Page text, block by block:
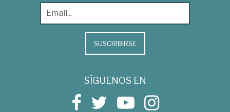
SUSCRIBIRSE
SÍGUENOS EN